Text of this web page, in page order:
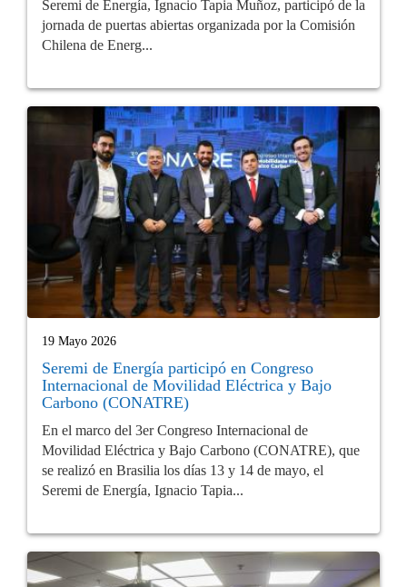
Seremi de Energía, Ignacio Tapia Muñoz, participó de la
jornada de puertas abiertas organizada por la Comisión
Chilena de Energ...
19 Mayo 2026
Seremi de Energía participó en Congreso
Internacional de Movilidad Eléctrica y Bajo
Carbono (CONATRE)
En el marco del 3er Congreso Internacional de
Movilidad Eléctrica y Bajo Carbono (CONATRE), que
se realizó en Brasilia los días 13 y 14 de mayo, el
Seremi de Energía, Ignacio Tapia...